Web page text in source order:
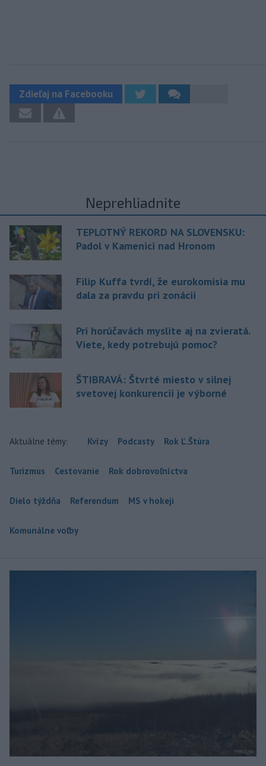
Zdieľaj na Facebooku
Neprehliadnite
TEPLOTNÝ REKORD NA SLOVENSKU:
Padol v Kamenici nad Hronom
Filip Kuffa tvrdí, že eurokomisia mu
dala za pravdu pri zonácii
Pri horúčavách myslite aj na zvieratá.
Viete, kedy potrebujú pomoc?
ŠTIBRAVÁ: Štvrté miesto v silnej
svetovej konkurencii je výborné
Aktuálne témy: Kvízy Podcasty Rok Ľ.Štúra
Turizmus Cestovanie Rok dobrovoľníctva
Dielo týždňa Referendum MS v hokeji
Komunálne voľby